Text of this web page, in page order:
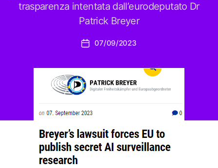
trasparenza intentata dall’eurodeputato Dr
Patrick Breyer
Data07/09/2023